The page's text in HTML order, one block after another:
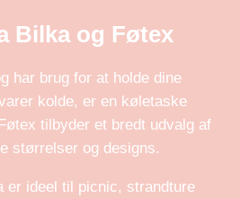
Bilka og Føtex
har brug for at holde dine
kolde, er en køletaske
tilbyder et bredt udvalg af
størrelser og designs.
er ideel til picnic, strandture